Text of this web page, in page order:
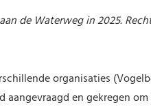
de Waterweg in 2025.
organisaties
en gekregen